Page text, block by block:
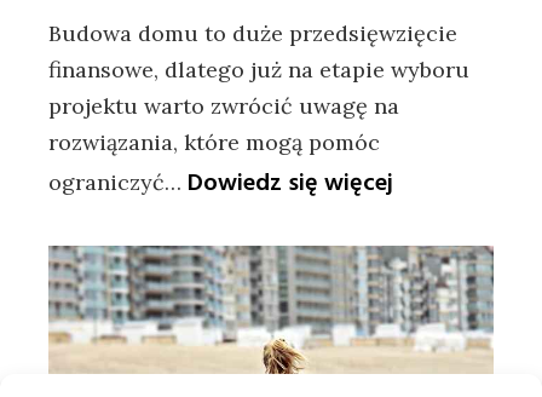
Budowa domu to duże przedsięwzięcie
finansowe, dlatego już na etapie wyboru
projektu warto zwrócić uwagę na
rozwiązania, które mogą pomóc
ograniczyć… Dowiedz się więcej
projekt
domu,
który
będzie
tani
w